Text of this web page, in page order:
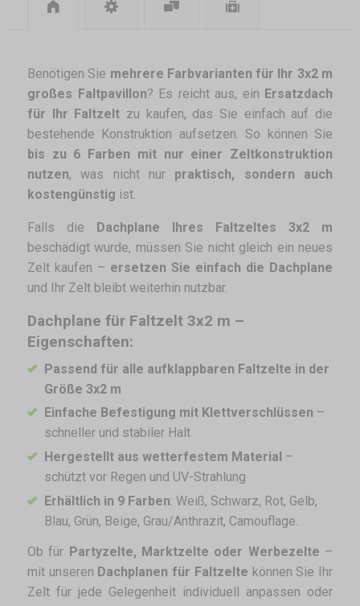
Benötigen Sie mehrere Farbvarianten für Ihr 3x2 m
großes Faltpavillon? Es reicht aus, ein Ersatzdach
für Ihr Faltzelt zu kaufen, das Sie einfach auf die
bestehende Konstruktion aufsetzen. So können Sie
bis zu 6 Farben mit nur einer Zeltkonstruktion
nutzen, was nicht nur praktisch, sondern auch
kostengünstig ist.
Falls die Dachplane Ihres Faltzeltes 3x2 m
beschädigt wurde, müssen Sie nicht gleich ein neues
Zelt kaufen – ersetzen Sie einfach die Dachplane
und Ihr Zelt bleibt weiterhin nutzbar.
Dachplane für Faltzelt 3x2 m –
Eigenschaften:
Passend für alle aufklappbaren Faltzelte in der
Größe 3x2 m
Einfache Befestigung mit Klettverschlüssen –
schneller und stabiler Halt
Hergestellt aus wetterfestem Material –
schützt vor Regen und UV-Strahlung
Erhältlich in 9 Farben: Weiß, Schwarz, Rot, Gelb,
Blau, Grün, Beige, Grau/Anthrazit, Camouflage.
Ob für Partyzelte, Marktzelte oder Werbezelte –
mit unseren Dachplanen für Faltzelte können Sie Ihr
Zelt für jede Gelegenheit individuell anpassen oder